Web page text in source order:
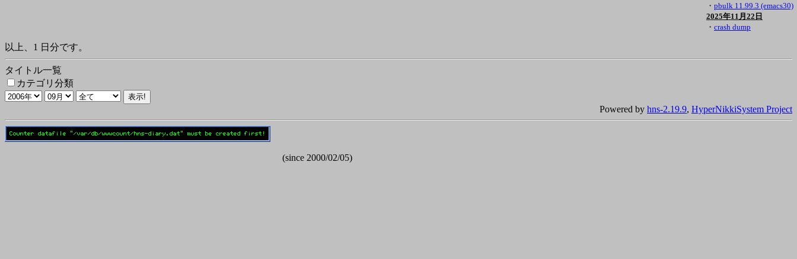
・ pbulk 11.99.3 (emacs30)
2025年11月22日
・ crash dump
以上、1 日分です。
タイトル一覧
カテゴリ分類
Powered by hns-2.19.9, HyperNikkiSystem Project
(since 2000/02/05)